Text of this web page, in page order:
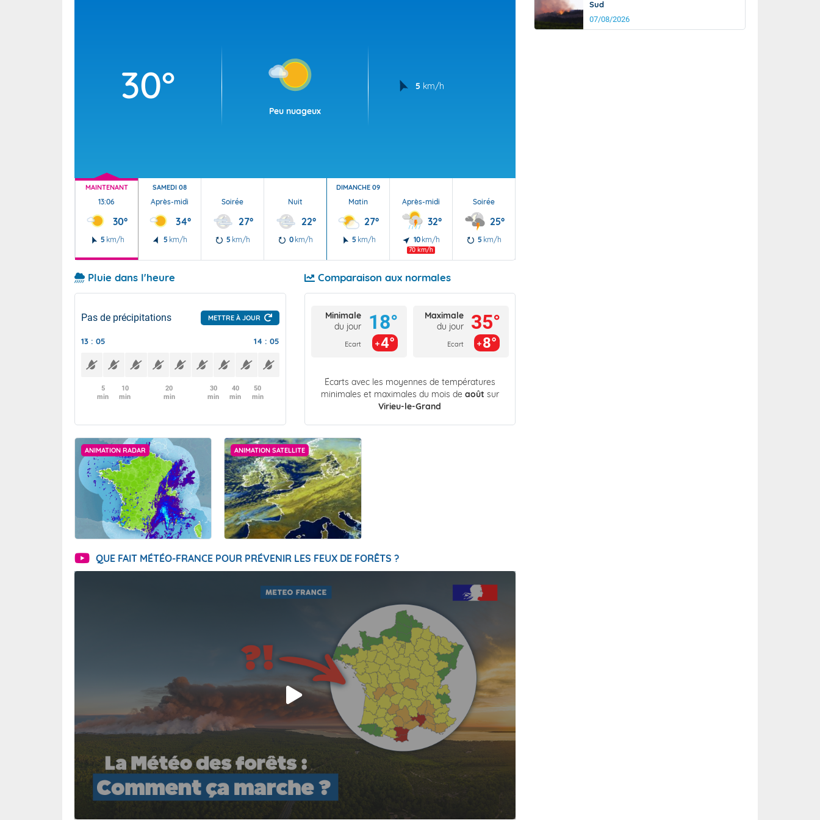
30°
Peu nuageux
5 km/h
MAINTENANT
13:06
30°
5 km/h
SAMEDI 08
Après-midi
34°
5 km/h
Soirée
27°
5 km/h
Nuit
22°
0 km/h
DIMANCHE 09
Matin
27°
5 km/h
Après-midi
32°
10 km/h
70 km/h
Soirée
25°
5 km/h
Pluie dans l'heure
Pas de précipitations METTRE À JOUR
13 : 05 14 : 05
5
min
10
min
20
min
30
min
40
min
50
min
Comparaison aux normales
Minimale
du jour
Ecart
18°
4°
Maximale
du jour
Ecart
35°
8°
Écarts avec les moyennes de températures
minimales et maximales du mois de août sur
Virieu-le-Grand
ANIMATION RADAR ANIMATION SATELLITE
QUE FAIT MÉTÉO-FRANCE POUR PRÉVENIR LES FEUX DE FORÊTS ?
Sud
07/08/2026